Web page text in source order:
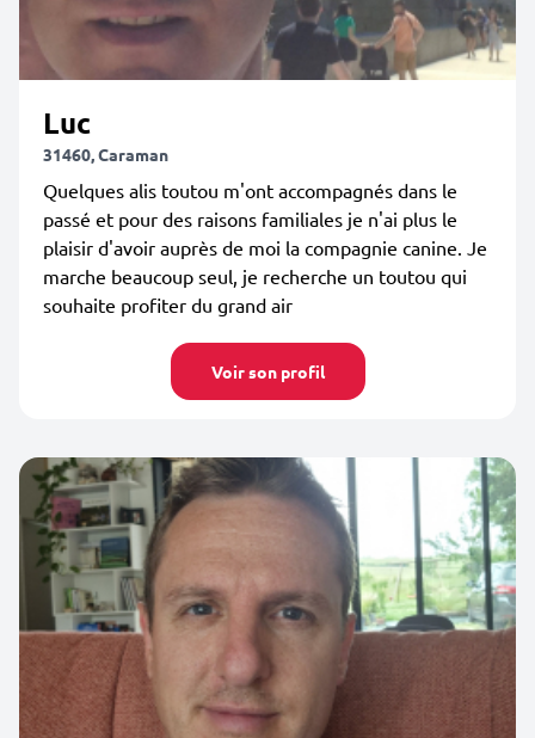
Luc
31460, Caraman
Quelques alis toutou m'ont accompagnés dans le
passé et pour des raisons familiales je n'ai plus le
plaisir d'avoir auprès de moi la compagnie canine. Je
marche beaucoup seul, je recherche un toutou qui
souhaite profiter du grand air
Voir son profil